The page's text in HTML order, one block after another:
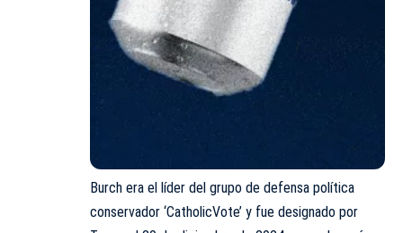
Burch era el líder del grupo de defensa política
conservador ‘CatholicVote’ y fue designado por